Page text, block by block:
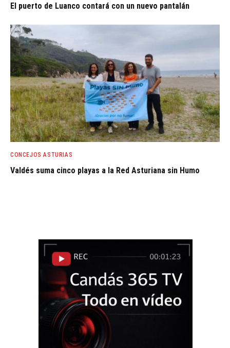
El puerto de Luanco contará con un nuevo pantalán
CONCEJOS ASTURIAS
Valdés suma cinco playas a la Red Asturiana sin Humo